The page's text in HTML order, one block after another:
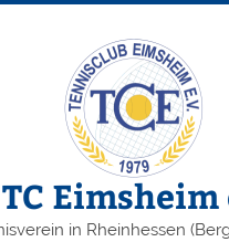
TC Eimsheim
in Rheinhessen